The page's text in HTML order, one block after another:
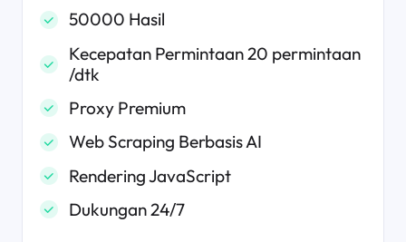
50000 Hasil
Kecepatan Permintaan 20 permintaan
/dtk
Proxy Premium
Web Scraping Berbasis AI
Rendering JavaScript
Dukungan 24/7